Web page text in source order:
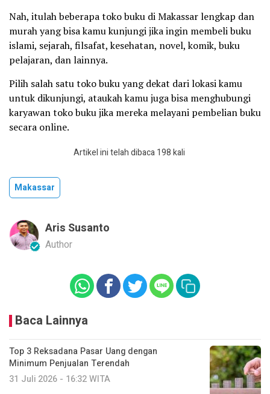
Nah, itulah beberapa toko buku di Makassar lengkap dan
murah yang bisa kamu kunjungi jika ingin membeli buku
islami, sejarah, filsafat, kesehatan, novel, komik, buku
pelajaran, dan lainnya.
Pilih salah satu toko buku yang dekat dari lokasi kamu
untuk dikunjungi, ataukah kamu juga bisa menghubungi
karyawan toko buku jika mereka melayani pembelian buku
secara online.
Artikel ini telah dibaca 198 kali
Makassar
Aris Susanto
Author
Baca Lainnya
Top 3 Reksadana Pasar Uang dengan
Minimum Penjualan Terendah
31 Juli 2026 - 16:32 WITA